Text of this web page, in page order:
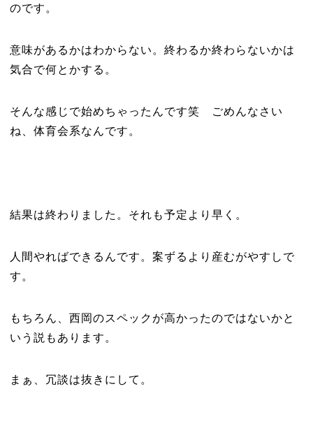
のです。
意味があるかはわからない。終わるか終わらないかは
気合で何とかする。
そんな感じで始めちゃったんです笑 ごめんなさい
ね、体育会系なんです。
結果は終わりました。それも予定より早く。
人間やればできるんです。案ずるより産むがやすしで
す。
もちろん、西岡のスペックが高かったのではないかと
いう説もあります。
まぁ、冗談は抜きにして。